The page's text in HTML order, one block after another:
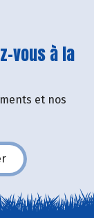
vous à la
et nos